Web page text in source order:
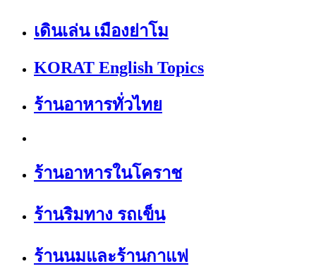
เดินเล่น เมืองย่าโม
KORAT English Topics
ร้านอาหารทั่วไทย
ร้านอาหารในโคราช
ร้านริมทาง รถเข็น
ร้านนมและร้านกาแฟ